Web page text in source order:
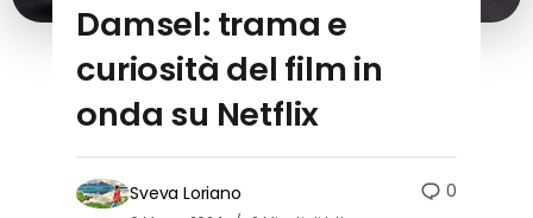
Damsel: trama e
curiosità del film in
onda su Netflix
Sveva Loriano 0